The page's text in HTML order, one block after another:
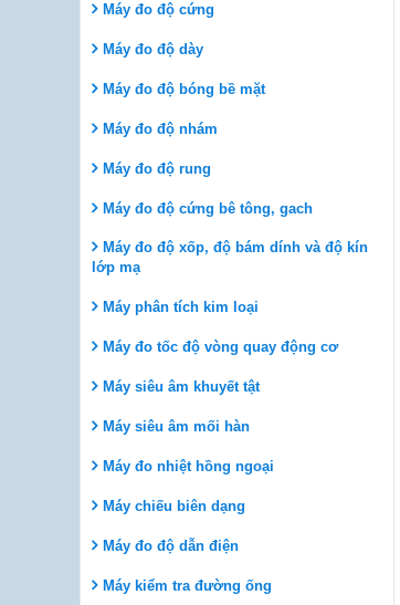
Máy đo độ cứng
Máy đo độ dày
Máy đo độ bóng bề mặt
Máy đo độ nhám
Máy đo độ rung
Máy đo độ cứng bê tông, gach
Máy đo độ xốp, độ bám dính và độ kín
lớp mạ
Máy phân tích kim loại
Máy đo tốc độ vòng quay động cơ
Máy siêu âm khuyết tật
Máy siêu âm mối hàn
Máy đo nhiệt hồng ngoại
Máy chiếu biên dạng
Máy đo độ dẫn điện
Máy kiểm tra đường ống